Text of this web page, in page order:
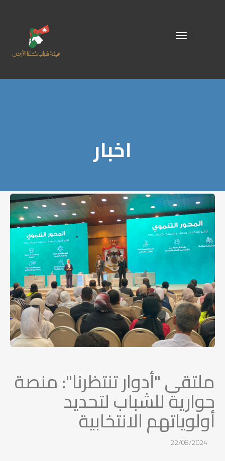
Toggle
اخبار
ملتقى "أدوار تنتظرنا": منصة
حوارية للشباب لتحديد
أولوياتهم الانتخابية
22/08/2024